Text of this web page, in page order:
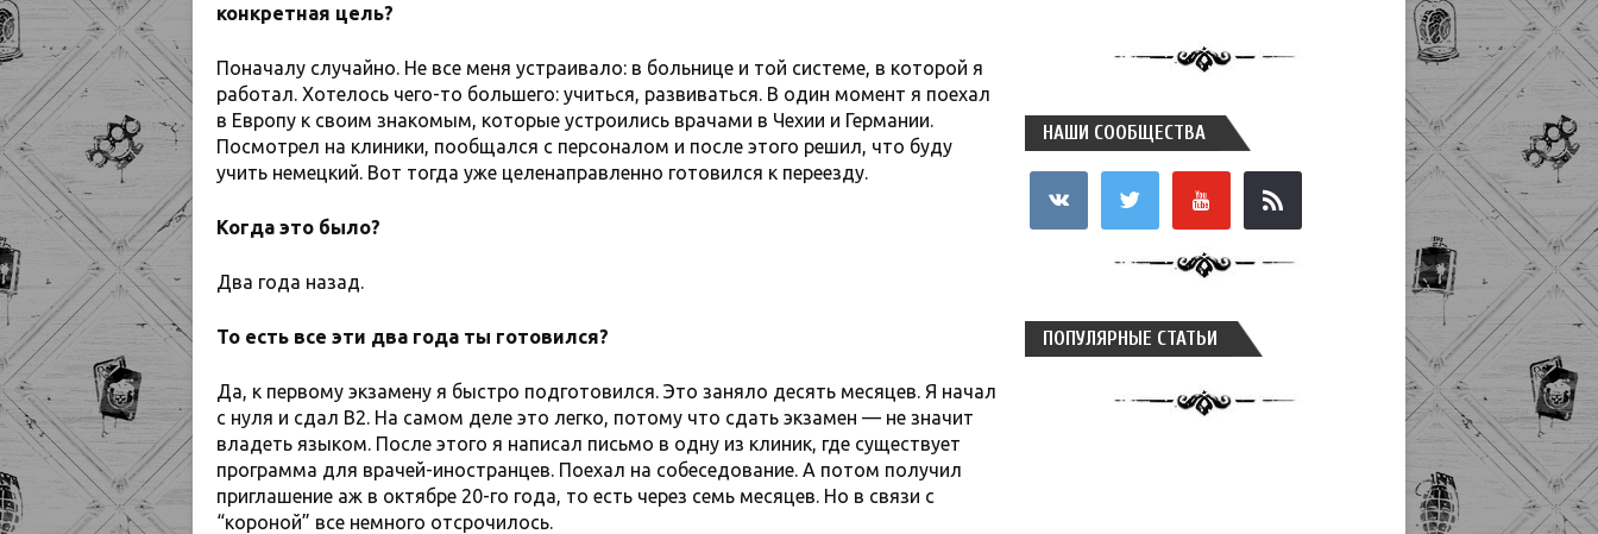
конкретная цель?
Поначалу случайно. Не все меня устраивало: в больнице и той системе, в которой я
работал. Хотелось чего-то большего: учиться, развиваться. В один момент я поехал
в Европу к своим знакомым, которые устроились врачами в Чехии и Германии.
Посмотрел на клиники, пообщался с персоналом и после этого решил, что буду
учить немецкий. Вот тогда уже целенаправленно готовился к переезду.
Когда это было?
Два года назад.
То есть все эти два года ты готовился?
Да, к первому экзамену я быстро подготовился. Это заняло десять месяцев. Я начал
с нуля и сдал B2. На самом деле это легко, потому что сдать экзамен — не значит
владеть языком. После этого я написал письмо в одну из клиник, где существует
программа для врачей-иностранцев. Поехал на собеседование. А потом получил
приглашение аж в октябре 20-го года, то есть через семь месяцев. Но в связи с
“короной” все немного отсрочилось.
НАШИ СООБЩЕСТВА
ПОПУЛЯРНЫЕ СТАТЬИ